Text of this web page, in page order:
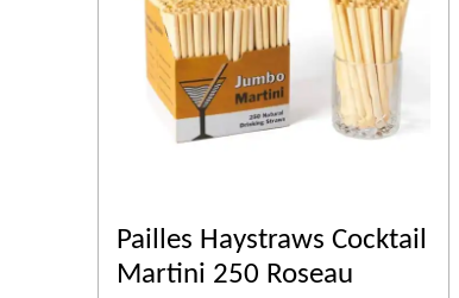
Pailles Haystraws Cocktail
Martini 250 Roseau